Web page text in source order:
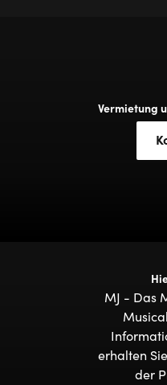
Vermietung
MJ - Das
erhalten
der